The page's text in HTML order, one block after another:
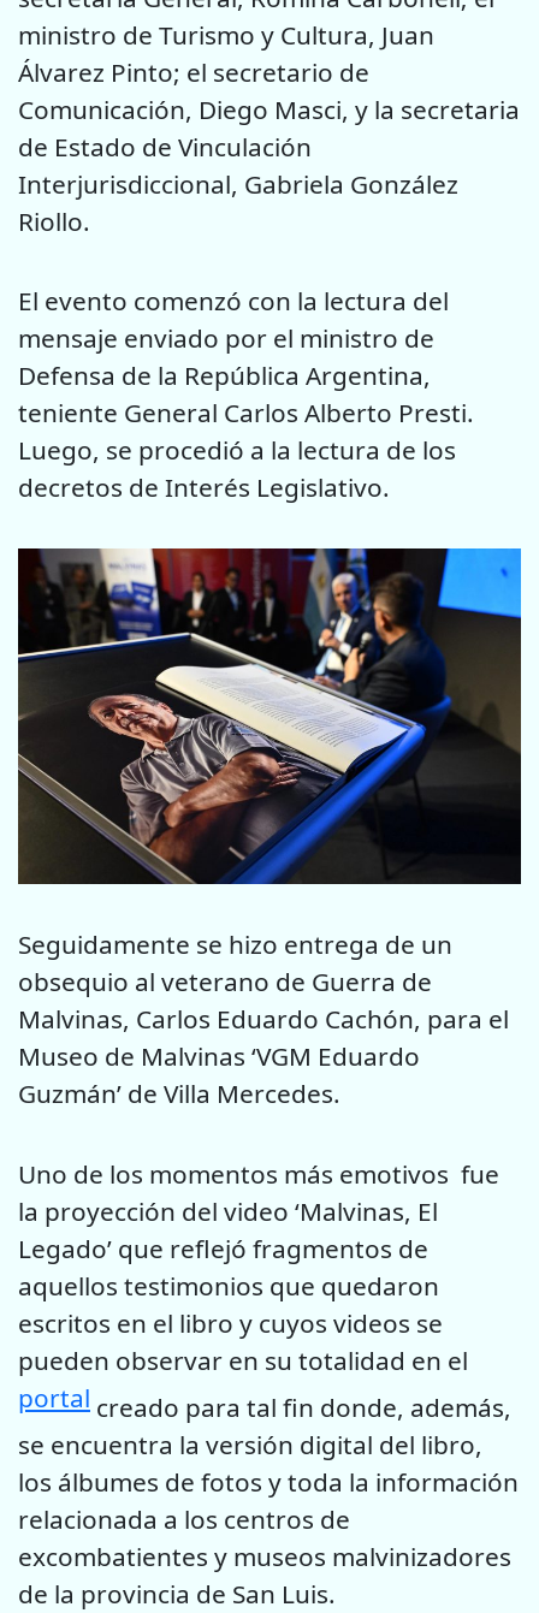
ministro de Turismo y Cultura, Juan
Álvarez Pinto; el secretario de
Comunicación, Diego Masci, y la secretaria
de Estado de Vinculación
Interjurisdiccional, Gabriela González
Riollo.
El evento comenzó con la lectura del
mensaje enviado por el ministro de
Defensa de la República Argentina,
teniente General Carlos Alberto Presti.
Luego, se procedió a la lectura de los
decretos de Interés Legislativo.
Seguidamente se hizo entrega de un
obsequio al veterano de Guerra de
Malvinas, Carlos Eduardo Cachón, para el
Museo de Malvinas ‘VGM Eduardo
Guzmán’ de Villa Mercedes.
Uno de los momentos más emotivos fue
la proyección del video ‘Malvinas, El
Legado’ que reflejó fragmentos de
aquellos testimonios que quedaron
escritos en el libro y cuyos videos se
pueden observar en su totalidad en el
portal creado para tal fin donde, además,
se encuentra la versión digital del libro,
los álbumes de fotos y toda la información
relacionada a los centros de
excombatientes y museos malvinizadores
de la provincia de San Luis.